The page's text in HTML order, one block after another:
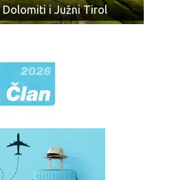
Dolomiti i Južni Tirol